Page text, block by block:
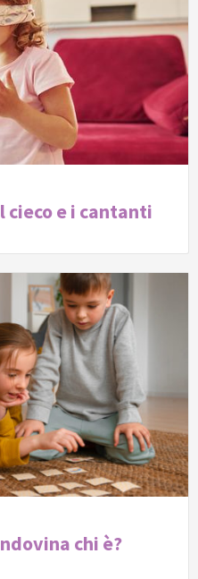
cieco e i cantanti
chi è?